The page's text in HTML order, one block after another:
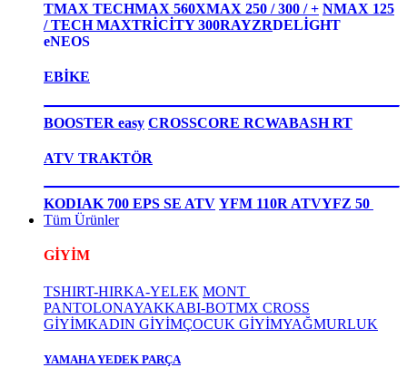
TMAX TECHMAX 560XMAX 250 / 300 / + NMAX 125
/ TECH MAXTRİCİTY 300RAYZRDELİGHT
eNEOS
EBİKE
BOOSTER easy CROSSCORE RCWABASH RT
ATV TRAKTÖR
KODIAK 700 EPS SE ATV YFM 110R ATVYFZ 50
Tüm Ürünler
GİYİM
TSHIRT-HIRKA-YELEK MONT
PANTOLONAYAKKABI-BOTMX CROSS
GİYİMKADIN GİYİMÇOCUK GİYİMYAĞMURLUK
YAMAHA YEDEK PARÇA